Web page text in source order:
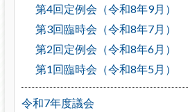
第4回定例会（令和8年9月）
第3回臨時会（令和8年7月）
第2回定例会（令和8年6月）
第1回臨時会（令和8年5月）
令和7年度議会